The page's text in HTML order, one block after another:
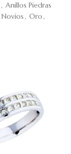
, Anillos Piedras
Novios, Oro,